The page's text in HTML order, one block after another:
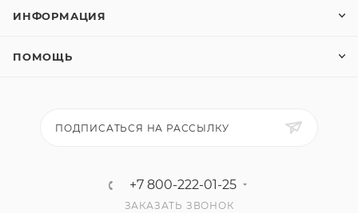
ИНФОРМАЦИЯ
ПОМОЩЬ
ПОДПИСАТЬСЯ НА РАССЫЛКУ
+7 800-222-01-25
ЗАКАЗАТЬ ЗВОНОК